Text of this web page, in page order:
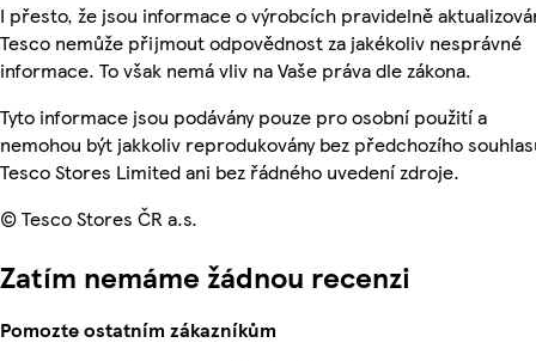
I přesto, že jsou informace o výrobcích pravidelně
Tesco nemůže přijmout odpovědnost za jakékoliv nesprávné
informace. To však nemá vliv na Vaše práva dle zákona.
Tyto informace jsou podávány pouze pro osobní použití a
nemohou být jakkoliv reprodukovány bez předchozího
Tesco Stores Limited ani bez řádného uvedení zdroje.
© Tesco Stores ČR a.s.
Zatím nemáme žádnou recenzi
Pomozte ostatním zákazníkům